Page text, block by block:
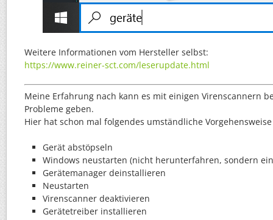
Weitere Informationen vom Hersteller selbst:
https://www.reiner-sct.com/leserupdate.html
Meine Erfahrung nach kann es mit einigen Virenscannern
Probleme geben.
Hier hat schon mal folgendes umständliche
Gerät abstöpseln
Windows neustarten (nicht herunterfahren, sondern
Gerätemanager deinstallieren
Neustarten
Virenscanner deaktivieren
Gerätetreiber installieren